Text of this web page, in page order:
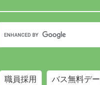
カ
タ
索
職員採用 バス無料デー